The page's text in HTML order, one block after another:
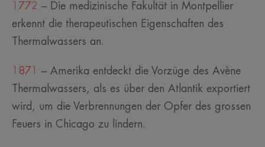
1772 – Die medizinische Fakultät in Montpellier
erkennt die therapeutischen Eigenschaften des
Thermalwassers an.
1871
– Amerika entdeckt die Vorzüge des Avène
Thermalwassers, als es über den Atlantik exportiert
wird, um die Verbrennungen der Opfer des grossen
Feuers in Chicago zu lindern.